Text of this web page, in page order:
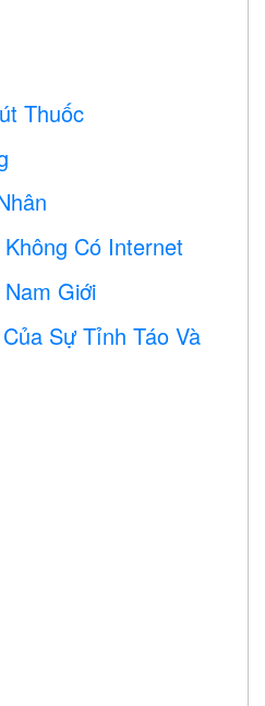
Thuốc
Có Internet
Giới
Sự Tỉnh Táo Và